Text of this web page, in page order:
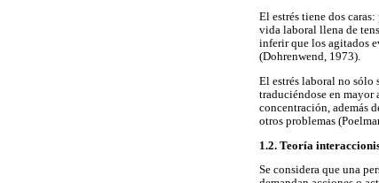
El estrés tiene dos
vida laboral llena de
inferir que los agitados
(Dohrenwend, 1973).
El estrés laboral no sólo
traduciéndose en mayor
concentración, además
otros problemas
1.2. Teoría
Se considera que una